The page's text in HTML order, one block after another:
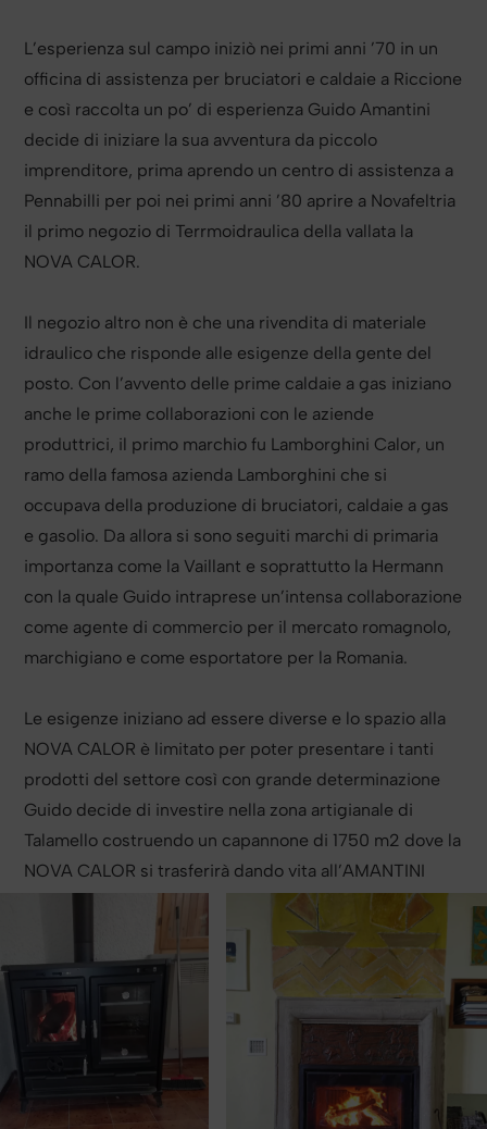
L’esperienza sul campo iniziò nei primi anni ’70 in un
officina di assistenza per bruciatori e caldaie a Riccione
e così raccolta un po’ di esperienza Guido Amantini
decide di iniziare la sua avventura da piccolo
imprenditore, prima aprendo un centro di assistenza a
Pennabilli per poi nei primi anni ’80 aprire a Novafeltria
il primo negozio di Terrmoidraulica della vallata la
NOVA CALOR.
Il negozio altro non è che una rivendita di materiale
idraulico che risponde alle esigenze della gente del
posto. Con l’avvento delle prime caldaie a gas iniziano
anche le prime collaborazioni con le aziende
produttrici, il primo marchio fu Lamborghini Calor, un
ramo della famosa azienda Lamborghini che si
occupava della produzione di bruciatori, caldaie a gas
e gasolio. Da allora si sono seguiti marchi di primaria
importanza come la Vaillant e soprattutto la Hermann
con la quale Guido intraprese un’intensa collaborazione
come agente di commercio per il mercato romagnolo,
marchigiano e come esportatore per la Romania.
Le esigenze iniziano ad essere diverse e lo spazio alla
NOVA CALOR è limitato per poter presentare i tanti
prodotti del settore così con grande determinazione
Guido decide di investire nella zona artigianale di
Talamello costruendo un capannone di 1750 m2 dove la
NOVA CALOR si trasferirà dando vita all’AMANTINI